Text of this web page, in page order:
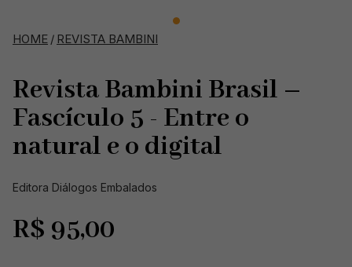
HOME / REVISTA BAMBINI
Revista Bambini Brasil –
Fascículo 5 - Entre o
natural e o digital
Editora Diálogos Embalados
R$ 95,00